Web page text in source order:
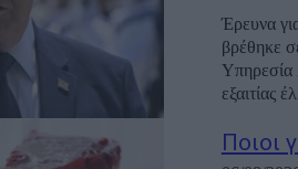
Έρευνα
βρέθηκε
Υπηρεσία
εξαιτίας
Ποιοι